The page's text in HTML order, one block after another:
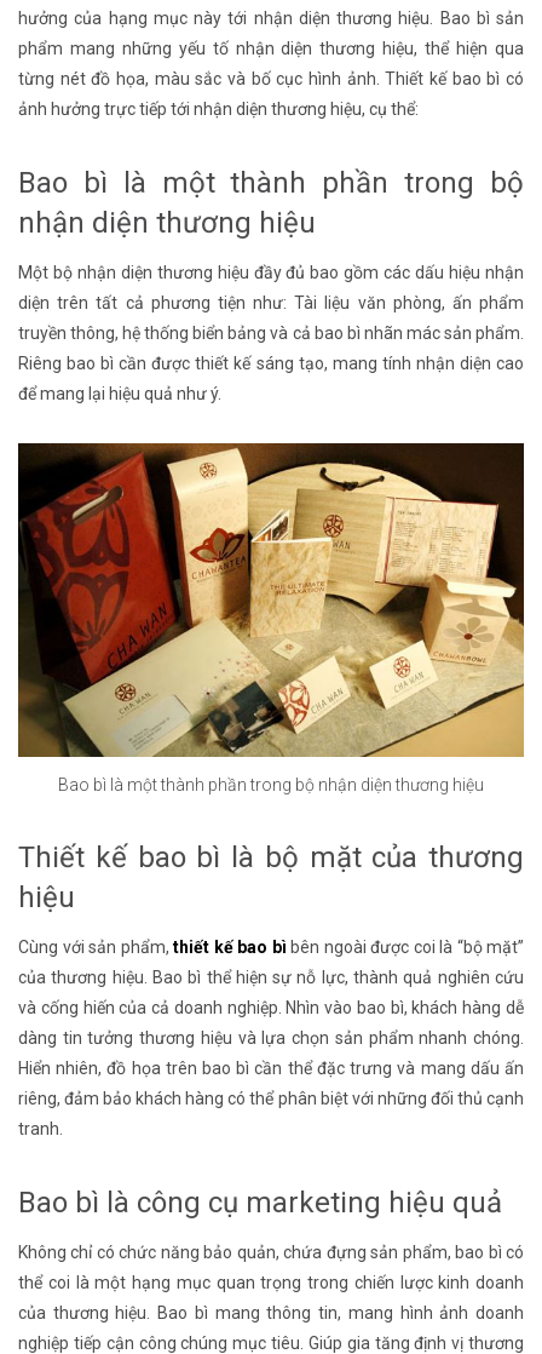
hưởng của hạng mục này tới nhận diện thương hiệu. Bao bì sản
phẩm mang những yếu tố nhận diện thương hiệu, thể hiện qua
từng nét đồ họa, màu sắc và bố cục hình ảnh. Thiết kế bao bì có
ảnh hưởng trực tiếp tới nhận diện thương hiệu, cụ thể:
Bao bì là một thành phần trong bộ
nhận diện thương hiệu
Một bộ nhận diện thương hiệu đầy đủ bao gồm các dấu hiệu nhận
diện trên tất cả phương tiện như: Tài liệu văn phòng, ấn phẩm
truyền thông, hệ thống biển bảng và cả bao bì nhãn mác sản phẩm.
Riêng bao bì cần được thiết kế sáng tạo, mang tính nhận diện cao
để mang lại hiệu quả như ý.
Bao bì là một thành phần trong bộ nhận diện thương hiệu
Thiết kế bao bì là bộ mặt của thương
hiệu
Cùng với sản phẩm, thiết kế bao bì bên ngoài được coi là “bộ mặt”
của thương hiệu. Bao bì thể hiện sự nỗ lực, thành quả nghiên cứu
và cống hiến của cả doanh nghiệp. Nhìn vào bao bì, khách hàng dễ
dàng tin tưởng thương hiệu và lựa chọn sản phẩm nhanh chóng.
Hiển nhiên, đồ họa trên bao bì cần thể đặc trưng và mang dấu ấn
riêng, đảm bảo khách hàng có thể phân biệt với những đối thủ cạnh
tranh.
Bao bì là công cụ marketing hiệu quả
Không chỉ có chức năng bảo quản, chứa đựng sản phẩm, bao bì có
thể coi là một hạng mục quan trọng trong chiến lược kinh doanh
của thương hiệu. Bao bì mang thông tin, mang hình ảnh doanh
nghiệp tiếp cận công chúng mục tiêu. Giúp gia tăng định vị thương